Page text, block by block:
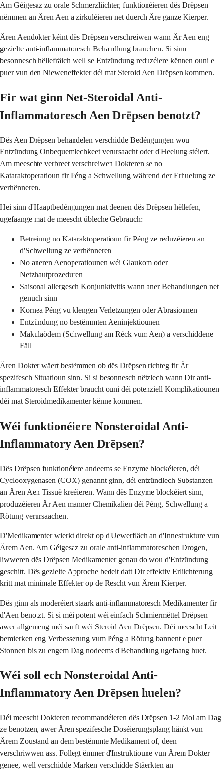
Am Géigesaz zu orale Schmerzliichter, funktionéieren dës Drëpsen
nëmmen an Ären Aen a zirkuléieren net duerch Äre ganze Kierper.
Ären Aendokter kéint dës Drëpsen verschreiwen wann Är Aen eng
gezielte anti-inflammatoresch Behandlung brauchen. Si sinn
besonnesch hëllefräich well se Entzündung reduzéiere kënnen ouni e
puer vun den Nieweneffekter déi mat Steroid Aen Drëpsen kommen.
Fir wat ginn Net-Steroidal Anti-
Inflammatoresch Aen Drëpsen benotzt?
Dës Aen Drëpsen behandelen verschidde Bedéngungen wou
Entzündung Onbequemlechkeet verursaacht oder d'Heelung stéiert.
Am meeschte verbreet verschreiwen Dokteren se no
Kataraktoperatioun fir Péng a Schwellung während der Erhuelung ze
verhënneren.
Hei sinn d'Haaptbedéngungen mat deenen dës Drëpsen hëllefen,
ugefaange mat de meescht übleche Gebrauch:
Betreiung no Kataraktoperatioun fir Péng ze reduzéieren an
d'Schwellung ze verhënneren
No aneren Aenoperatiounen wéi Glaukom oder
Netzhautprozeduren
Saisonal allergesch Konjunktivitis wann aner Behandlungen net
genuch sinn
Kornea Péng vu klengen Verletzungen oder Abrasiounen
Entzündung no bestëmmten Aeninjektiounen
Makulaödem (Schwellung am Réck vum Aen) a verschiddene
Fäll
Ären Dokter wäert bestëmmen ob dës Drëpsen richteg fir Är
spezifesch Situatioun sinn. Si si besonnesch nëtzlech wann Dir anti-
inflammatoresch Effekter braucht ouni déi potenziell Komplikatiounen
déi mat Steroidmedikamenter kënne kommen.
Wéi funktionéiere Nonsteroidal Anti-
Inflammatory Aen Drëpsen?
Dës Drëpsen funktionéiere andeems se Enzyme blockéieren, déi
Cyclooxygenasen (COX) genannt ginn, déi entzündlech Substanzen
an Ären Aen Tissuë kreéieren. Wann dës Enzyme blockéiert sinn,
produzéieren Är Aen manner Chemikalien déi Péng, Schwellung a
Rötung verursaachen.
D'Medikamenter wierkt direkt op d'Uewerfläch an d'Innestrukture vun
Ärem Aen. Am Géigesaz zu orale anti-inflammatoreschen Drogen,
liwweren dës Drëpsen Medikamenter genau do wou d'Entzündung
geschitt. Dës gezielte Approche bedeit datt Dir effektiv Erliichterung
kritt mat minimale Effekter op de Rescht vun Ärem Kierper.
Dës ginn als moderéiert staark anti-inflammatoresch Medikamenter fir
d'Aen benotzt. Si si méi potent wéi einfach Schmiermëttel Drëpsen
awer allgemeng méi sanft wéi Steroid Aen Drëpsen. Déi meescht Leit
bemierken eng Verbesserung vum Péng a Rötung bannent e puer
Stonnen bis zu engem Dag nodeems d'Behandlung ugefaang huet.
Wéi soll ech Nonsteroidal Anti-
Inflammatory Aen Drëpsen huelen?
Déi meescht Dokteren recommandéieren dës Drëpsen 1-2 Mol am Dag
ze benotzen, awer Ären spezifesche Doséierungsplang hänkt vun
Ärem Zoustand an dem bestëmmte Medikament of, deen
verschriwwen ass. Follegt ëmmer d'Instruktioune vun Ärem Dokter
genee, well verschidde Marken verschidde Stäerkten an